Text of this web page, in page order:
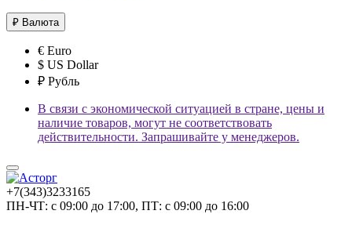
₽ Валюта
€ Euro
$ US Dollar
₽ Рубль
В связи с экономической ситуацией в стране, цены и
наличие товаров, могут не соответствовать
действительности. Запрашивайте у менеджеров.
+7(343)3233165
ПН-ЧТ: с 09:00 до 17:00, ПТ: с 09:00 до 16:00